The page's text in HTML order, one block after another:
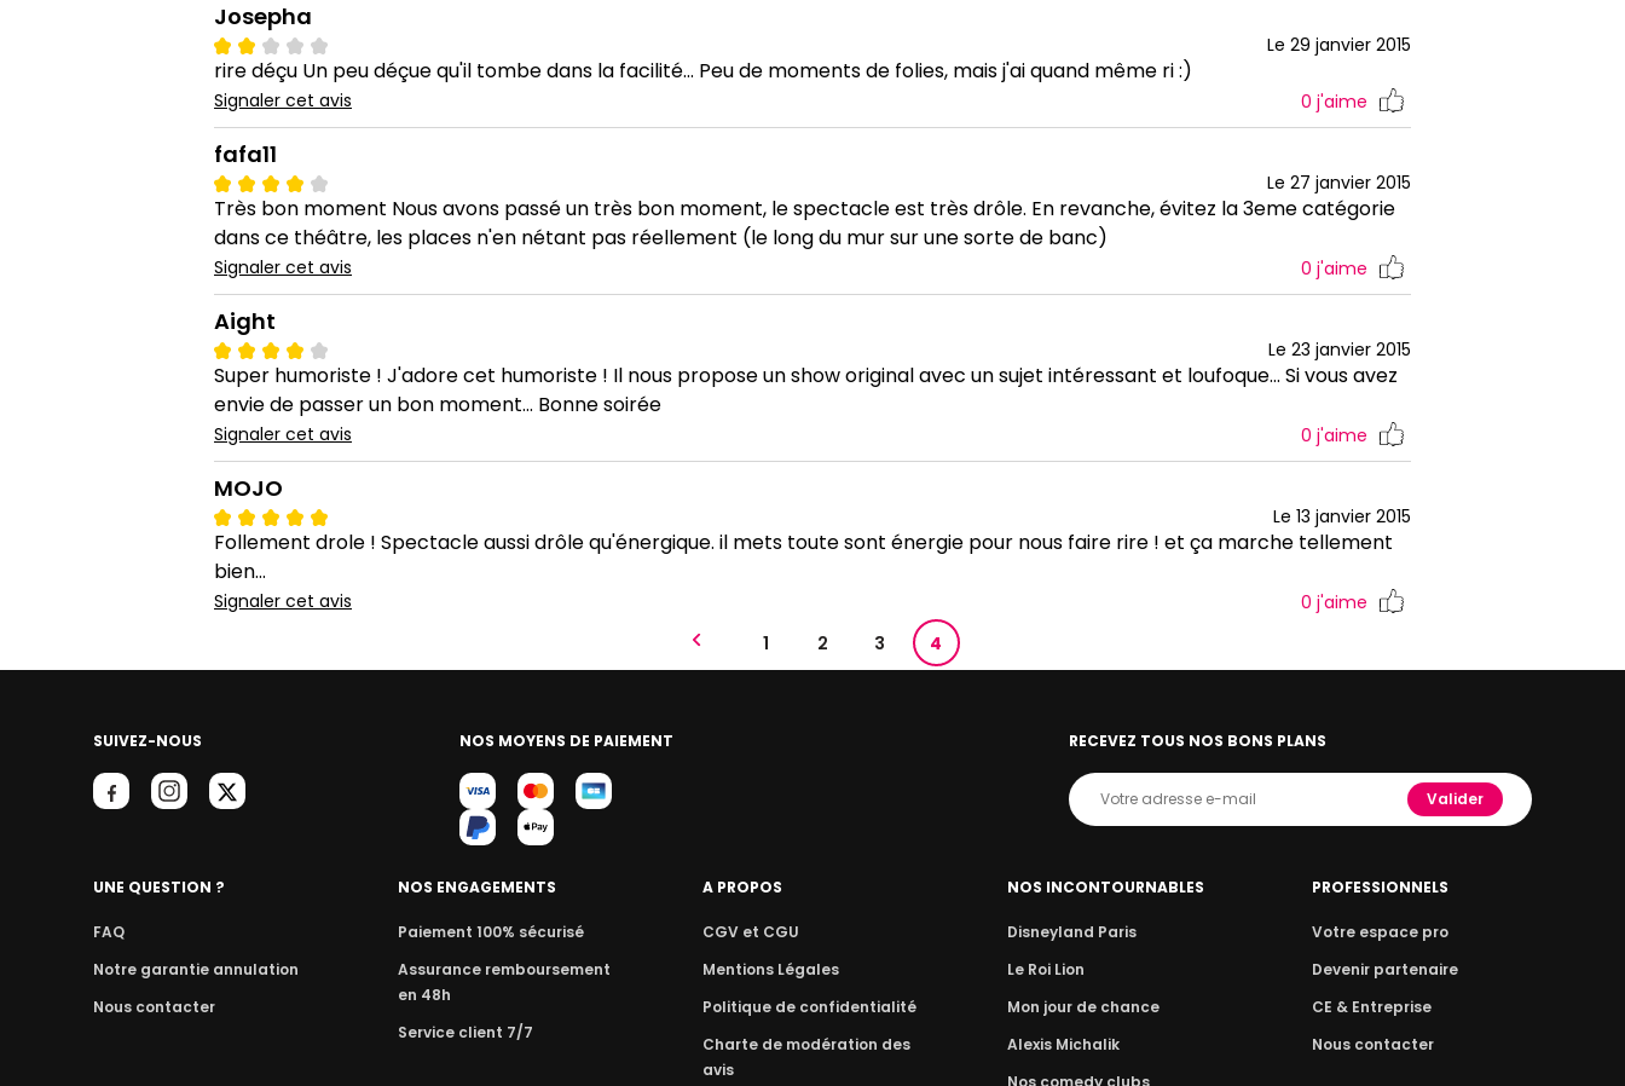
Josepha
Le 29 janvier 2015
rire déçu Un peu déçue qu'il tombe dans la facilité... Peu de moments de folies, mais j'ai quand même ri :)
Signaler cet avis 0 j'aime
fafa11
Le 27 janvier 2015
Très bon moment Nous avons passé un très bon moment, le spectacle est très drôle. En revanche, évitez la 3eme catégorie
dans ce théâtre, les places n'en nétant pas réellement (le long du mur sur une sorte de banc)
Signaler cet avis 0 j'aime
Aight
Le 23 janvier 2015
Super humoriste ! J'adore cet humoriste ! Il nous propose un show original avec un sujet intéressant et loufoque... Si vous avez
envie de passer un bon moment... Bonne soirée
Signaler cet avis 0 j'aime
MOJO
Le 13 janvier 2015
Follement drole ! Spectacle aussi drôle qu'énergique. il mets toute sont énergie pour nous faire rire ! et ça marche tellement
bien...
Signaler cet avis 0 j'aime
1
2 3 4
SUIVEZ-NOUS NOS MOYENS DE PAIEMENT RECEVEZ TOUS NOS BONS PLANS
Valider
UNE QUESTION ?
FAQ
Notre garantie annulation
Nous contacter
NOS ENGAGEMENTS
Paiement 100% sécurisé
Assurance remboursement
en 48h
Service client 7/7
A PROPOS
CGV et CGU
Mentions Légales
Politique de confidentialité
Charte de modération des
avis
NOS INCONTOURNABLES
Disneyland Paris
Le Roi Lion
Mon jour de chance
Alexis Michalik
Nos comedy clubs
PROFESSIONNELS
Votre espace pro
Devenir partenaire
CE & Entreprise
Nous contacter